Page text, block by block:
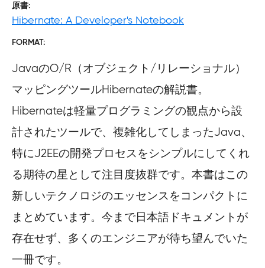
原書
Hibernate: A Developer's Notebook
FORMAT
JavaのO/R（オブジェクト/リレーショナル）
マッピングツールHibernateの解説書。
Hibernateは軽量プログラミングの観点から設
計されたツールで、複雑化してしまったJava、
特にJ2EEの開発プロセスをシンプルにしてくれ
る期待の星として注目度抜群です。本書はこの
新しいテクノロジのエッセンスをコンパクトに
まとめています。今まで日本語ドキュメントが
存在せず、多くのエンジニアが待ち望んでいた
一冊です。